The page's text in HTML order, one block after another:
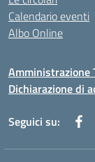
Calendario eventi
Albo Online
Amministrazione
Dichiarazione di
Seguici su: